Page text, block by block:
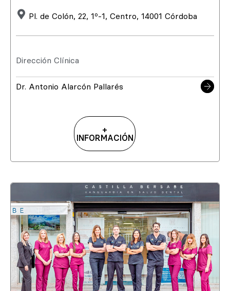
Pl. de Colón, 22, 1º-1, Centro, 14001 Córdoba
Dirección Clínica
Dr. Antonio Alarcón Pallarés
+
INFORMACIÓN